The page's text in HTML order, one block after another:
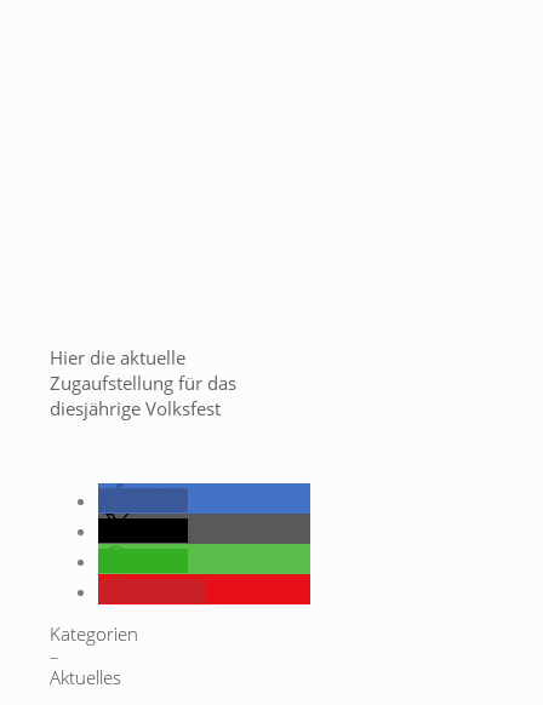
Hier die aktuelle
Zugaufstellung für das
diesjährige Volksfest
Kategorien
–
Aktuelles